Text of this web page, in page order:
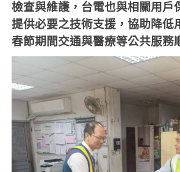
檢查與維護，台電也與相關用戶
提供必要之技術支援，協助降低
春節期間交通與醫療等公共服務